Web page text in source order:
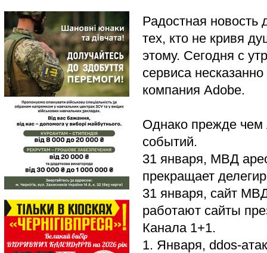
Радостная новость
тех, кто не кривя
этому. Сегодня с
сервиса
компания Adobe.
Однако прежде чем
событий.
31 января, МВД
прекращает
31 января, сайт
работают сайты
Канала 1+1.
1. Января, ddos-